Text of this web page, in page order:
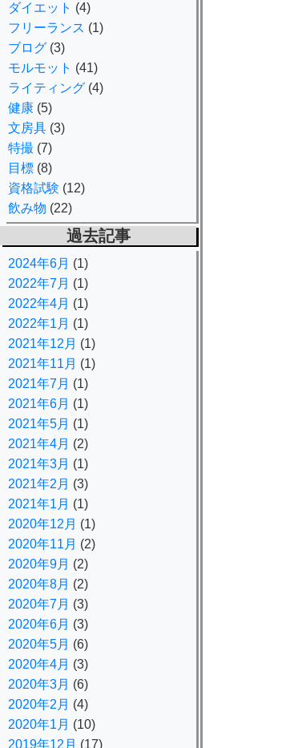
ダイエット (4)
フリーランス (1)
ブログ (3)
モルモット (41)
ライティング (4)
健康 (5)
文房具 (3)
特撮 (7)
目標 (8)
資格試験 (12)
飲み物 (22)
過去記事
2024年6月 (1)
2022年7月 (1)
2022年4月 (1)
2022年1月 (1)
2021年12月 (1)
2021年11月 (1)
2021年7月 (1)
2021年6月 (1)
2021年5月 (1)
2021年4月 (2)
2021年3月 (1)
2021年2月 (3)
2021年1月 (1)
2020年12月 (1)
2020年11月 (2)
2020年9月 (2)
2020年8月 (2)
2020年7月 (3)
2020年6月 (3)
2020年5月 (6)
2020年4月 (3)
2020年3月 (6)
2020年2月 (4)
2020年1月 (10)
2019年12月 (17)